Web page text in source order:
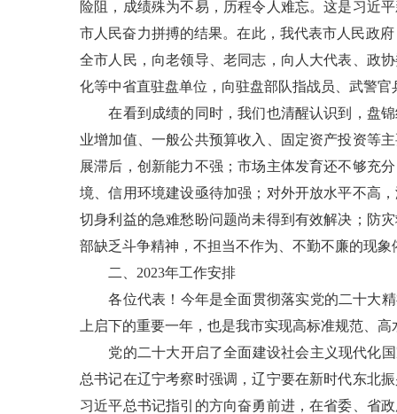
险阻，成绩殊为不易，历程令人难忘。这是习近
市人民奋力拼搏的结果。在此，我代表市人民政
全市人民，向老领导、老同志，向人大代表、政
化等中省直驻盘单位，向驻盘部队指战员、武警
在看到成绩的同时，我们也清醒认识到，盘锦
业增加值、一般公共预算收入、固定资产投资等
展滞后，创新能力不强；市场主体发育还不够充
境、信用环境建设亟待加强；对外开放水平不高
切身利益的急难愁盼问题尚未得到有效解决；防
部缺乏斗争精神，不担当不作为、不勤不廉的现
二、2023年工作安排
各位代表！今年是全面贯彻落实党的二十大精
上启下的重要一年，也是我市实现高标准规范、
党的二十大开启了全面建设社会主义现代化国
总书记在辽宁考察时强调，辽宁要在新时代东北
习近平总书记指引的方向奋勇前进，在省委、省